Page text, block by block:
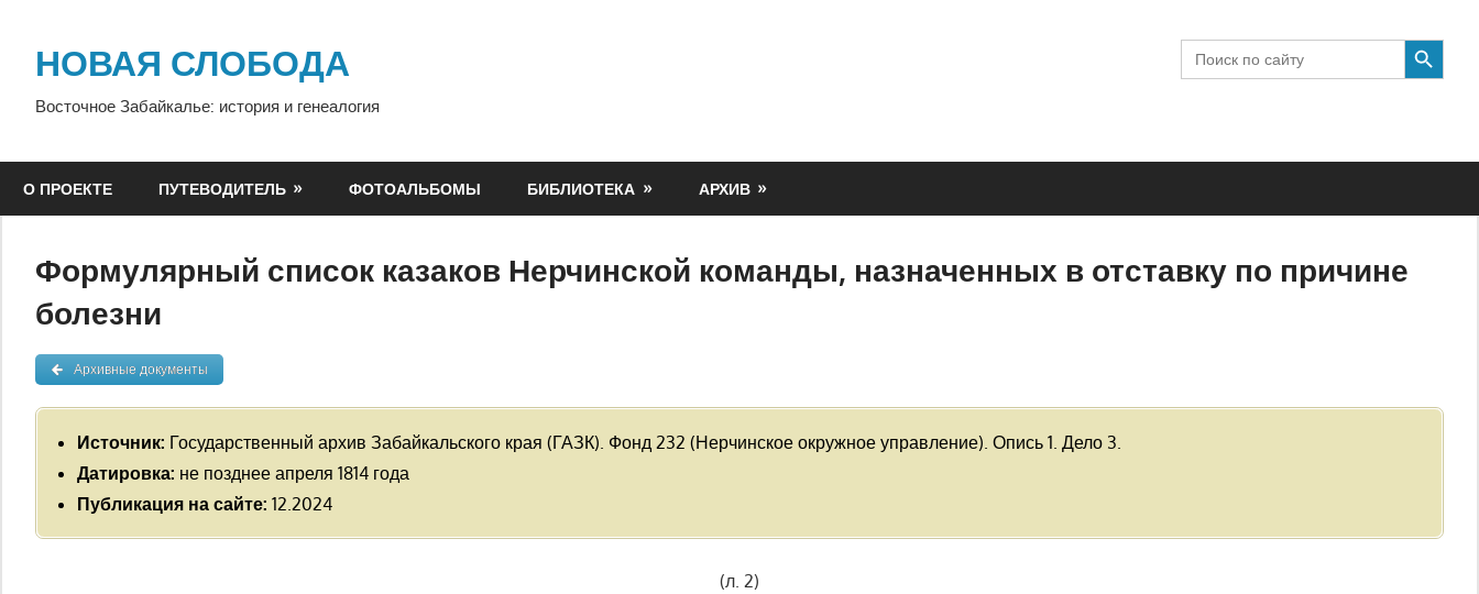
содержимому
НОВАЯ СЛОБОДА
Восточное Забайкалье: история и генеалогия
Search
for:
SEARCH BUTTON
О ПРОЕКТЕ ПУТЕВОДИТЕЛЬ ФОТОАЛЬБОМЫ БИБЛИОТЕКА АРХИВ
Формулярный список казаков Нерчинской команды, назначенных в отставку по причине
болезни
Архивные документы
Источник: Государственный архив Забайкальского края (ГАЗК). Фонд 232 (Нерчинское окружное управление). Опись 1. Дело 3.
Датировка: не позднее апреля 1814 года
Публикация на сайте: 12.2024
(л. 2)